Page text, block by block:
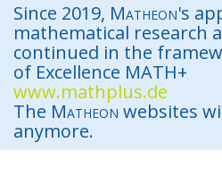
Since 2019, Matheon's
mathematical research
continued in the
of Excellence MATH+
www.mathplus.de
The Matheon websites
anymore.